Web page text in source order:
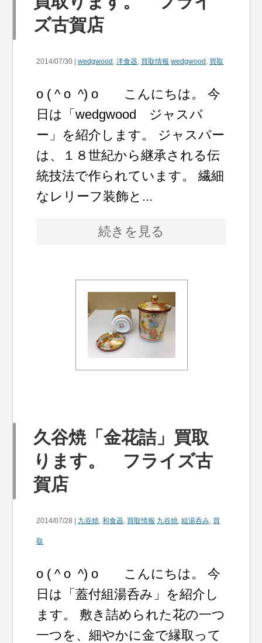
ズ古賀店
2014/07/30 |wedgwood ,洋食器, 買取情報 wedgwood , 買取
o ( ^ o ^) o こんにちは。 今
日は「wedgwood ジャスパ
ー」を紹介します。 ジャスパー
は、１８世紀から継承される伝
統技法で作られています。 繊細
なレリーフ装飾と...
続きを見る
久谷焼「金花詰」買取
ります。 フライズ古
賀店
2014/07/28 | 九谷焼,和食器, 買取情報 九谷焼,組湯呑み, 買
取
o ( ^ o ^) o こんにちは。 今
日は「蓋付組湯呑み」を紹介し
ます。 敷き詰められた花の一つ
一つを、細やかに金で縁取って